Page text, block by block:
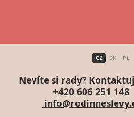
CZ SK PL
Nevíte si rady?
+420 606 251 148